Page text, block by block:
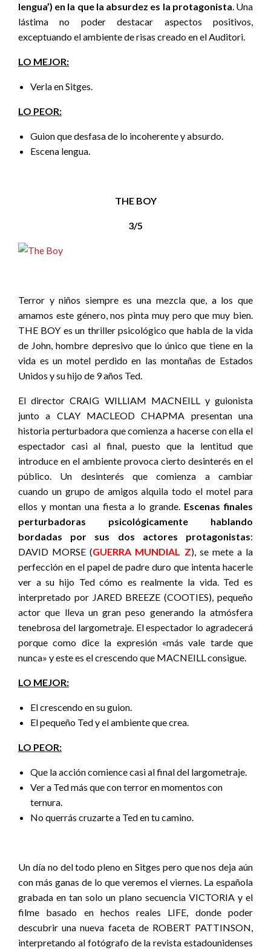
lengua’) en la que la absurdez es la protagonista. Una
lástima no poder destacar aspectos positivos,
exceptuando el ambiente de risas creado en el Auditori.
LO MEJOR:
Verla en Sitges.
LO PEOR:
Guion que desfasa de lo incoherente y absurdo.
Escena lengua.
THE BOY
3/5
Terror y niños siempre es una mezcla que, a los que
amamos este género, nos pinta muy pero que muy bien.
THE BOY es un thriller psicológico que habla de la vida
de John, hombre depresivo que lo único que tiene en la
vida es un motel perdido en las montañas de Estados
Unidos y su hijo de 9 años Ted.
El director CRAIG WILLIAM MACNEILL y guionista
junto a CLAY MACLEOD CHAPMA presentan una
historia perturbadora que comienza a hacerse con ella el
espectador casi al final, puesto que la lentitud que
introduce en el ambiente provoca cierto desinterés en el
público. Un desinterés que comienza a cambiar
cuando un grupo de amigos alquila todo el motel para
ellos y montan una fiesta a lo grande. Escenas finales
perturbadoras psicológicamente hablando
bordadas por sus dos actores protagonistas:
DAVID MORSE (GUERRA MUNDIAL Z), se mete a la
perfección en el papel de padre duro que intenta hacerle
ver a su hijo Ted cómo es realmente la vida. Ted es
interpretado por JARED BREEZE (COOTIES), pequeño
actor que lleva un gran peso generando la atmósfera
tenebrosa del largometraje. El espectador lo agradecerá
porque como dice la expresión «más vale tarde que
nunca» y este es el crescendo que MACNEILL consigue.
LO MEJOR:
El crescendo en su guion.
El pequeño Ted y el ambiente que crea.
LO PEOR:
Que la acción comience casi al final del largometraje.
Ver a Ted más que con terror en momentos con
ternura.
No querrás cruzarte a Ted en tu camino.
Un día no del todo pleno en Sitges pero que nos deja aún
con más ganas de lo que veremos el viernes. La española
grabada en tan solo un plano secuencia VICTORIA y el
filme basado en hechos reales LIFE, donde poder
descubrir una nueva faceta de ROBERT PATTINSON,
interpretando al fotógrafo de la revista estadounidenses